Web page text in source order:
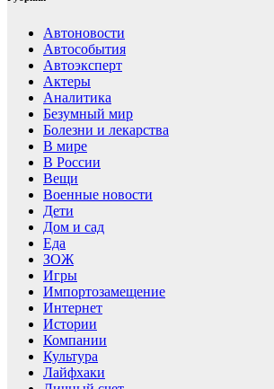
Автоновости
Автособытия
Автоэксперт
Актеры
Аналитика
Безумный мир
Болезни и лекарства
В мире
В России
Вещи
Военные новости
Дети
Дом и сад
Еда
ЗОЖ
Игры
Импортозамещение
Интернет
Истории
Компании
Культура
Лайфхаки